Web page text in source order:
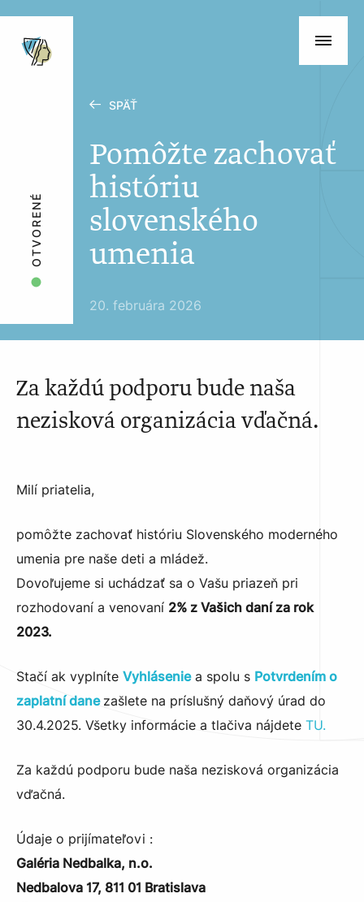
SPÄŤ
Pomôžte zachovať
históriu
slovenského
umenia
20. februára 2026
OTVORENÉ
Za každú podporu bude naša
nezisková organizácia vďačná.
Milí priatelia,
pomôžte zachovať históriu Slovenského moderného
umenia pre naše deti a mládež.
Dovoľujeme si uchádzať sa o Vašu priazeň pri
rozhodovaní a venovaní 2% z Vašich daní za rok
2023.
Stačí ak vyplníte Vyhláseniea spolu s Potvrdením o
zaplatní dane zašlete na príslušný daňový úrad do
30.4.2025. Všetky informácie a tlačiva nájdete TU.
Za každú podporu bude naša nezisková organizácia
vďačná.
Údaje o prijímateľovi :
Galéria Nedbalka, n.o.
Nedbalova 17, 811 01 Bratislava